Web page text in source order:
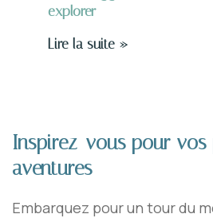
explorer
Lire la suite »
Inspirez-vous pour vos
aventures
Embarquez pour un tour du